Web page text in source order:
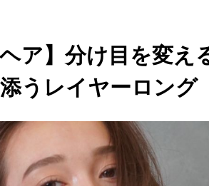
ヘア】分け目を変
うレイヤーロング